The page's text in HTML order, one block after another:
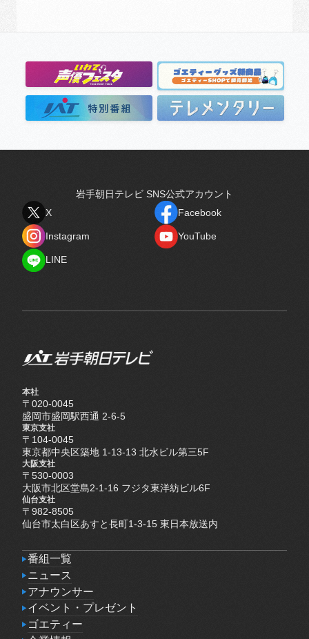
岩手朝日テレビ SNS公式アカウント
X
Facebook
Instagram
YouTube
LINE
本社
〒020-0045
盛岡市盛岡駅西通 2-6-5
東京支社
〒104-0045
東京都中央区築地 1-13-13 北水ビル第三5F
大阪支社
〒530-0003
大阪市北区堂島2-1-16 フジタ東洋紡ビル6F
仙台支社
〒982-8505
仙台市太白区あすと長町1-3-15 東日本放送内
番組一覧
番組一覧
ニュース
ニュース
アナウンサー
アナウンサー
イベント・プレゼント
イベント・プレゼント
ゴエティー